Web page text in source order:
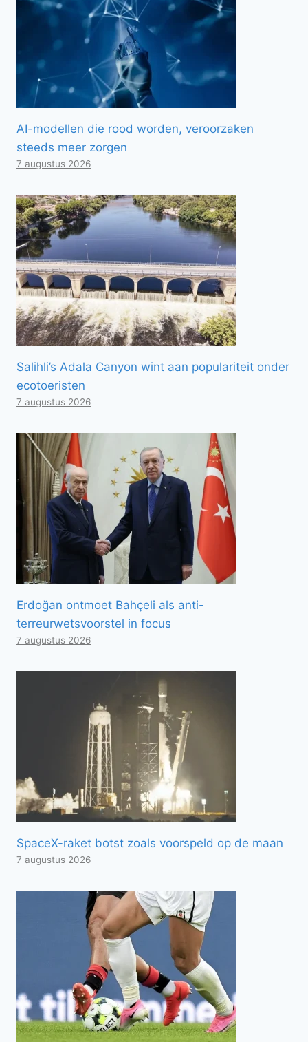
AI-modellen die rood worden, veroorzaken
steeds meer zorgen
7 augustus 2026
Salihli’s Adala Canyon wint aan populariteit onder
ecotoeristen
7 augustus 2026
Erdoğan ontmoet Bahçeli als anti-
terreurwetsvoorstel in focus
7 augustus 2026
SpaceX-raket botst zoals voorspeld op de maan
7 augustus 2026